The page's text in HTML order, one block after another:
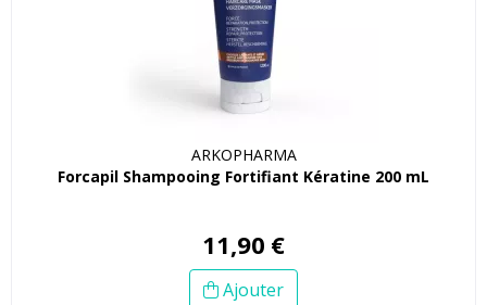
ARKOPHARMA
Forcapil Shampooing Fortifiant Kératine 200 mL
11,90 €
Ajouter